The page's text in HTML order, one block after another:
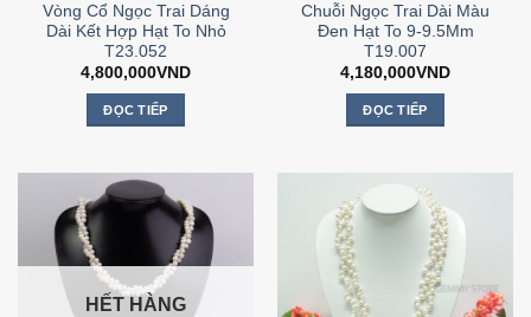
Vòng Cổ Ngọc Trai Dáng
Dài Kết Hợp Hạt To Nhỏ
T23.052
4,800,000VND
ĐỌC TIẾP
Chuỗi Ngọc Trai Dài Màu
Đen Hạt To 9-9.5Mm
T19.007
4,180,000VND
ĐỌC TIẾP
HẾT HÀNG